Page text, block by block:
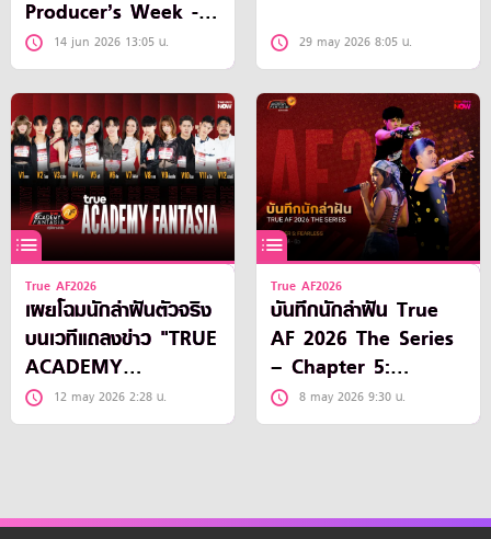
Producer’s Week -
สัปดาห์ของโปรดิวเซอร์
14 jun 2026 13:05 น. 29 may 2026 8:05 น.
True AF2026
เผยโฉมนักล่าฝันตัวจริง
บนเวทีแถลงข่าว "TRUE
ACADEMY
FANTASIA 2026"
12 may 2026 2:28 น.
True AF2026
บันทึกนักล่าฝัน True
AF 2026 The Series
– Chapter 5:
Fearless
8 may 2026 9:30 น.